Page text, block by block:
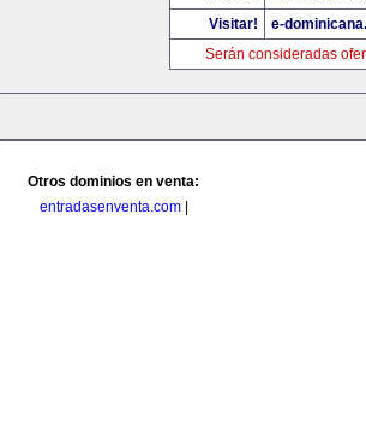
Visitar!
e-
Serán consideradas
Otros dominios en venta:
entradasenventa.com|